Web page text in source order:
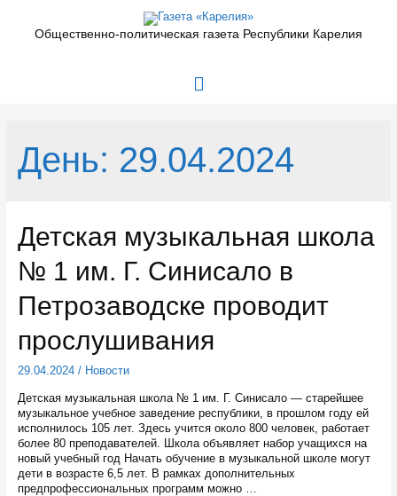
содержимомуОбщественно-политическая газета Республики Карелия
Главное
День: 29.04.2024
Детская музыкальная школа
№ 1 им. Г. Синисало в
Петрозаводске проводит
прослушивания
29.04.2024/ Новости
Детская музыкальная школа № 1 им. Г. Синисало — старейшее
музыкальное учебное заведение республики, в прошлом году ей
исполнилось 105 лет. Здесь учится около 800 человек, работает
более 80 преподавателей. Школа объявляет набор учащихся на
новый учебный год Начать обучение в музыкальной школе могут
дети в возрасте 6,5 лет. В рамках дополнительных
предпрофессиональных программ можно …